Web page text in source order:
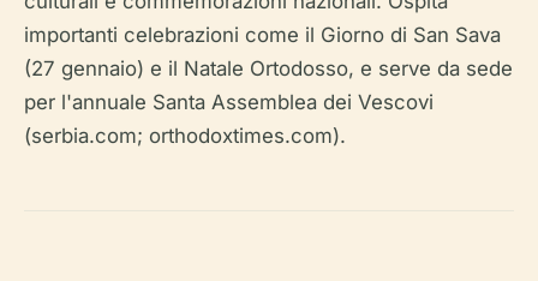
importanti celebrazioni come il Giorno di San Sava
(27 gennaio) e il Natale Ortodosso, e serve da sede
per l'annuale Santa Assemblea dei Vescovi
(serbia.com; orthodoxtimes.com).